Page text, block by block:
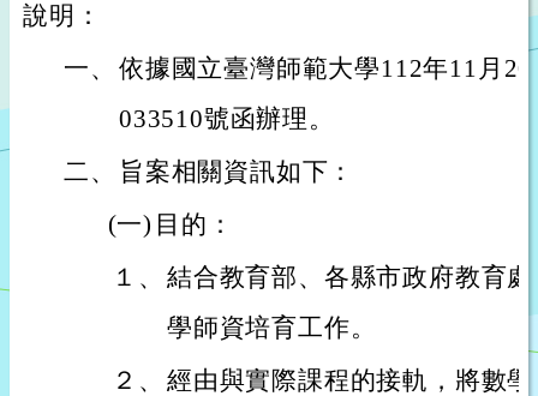
說明：
一、 依據國立臺灣師範大學112年11月
033510號函辦理。
二、
旨案相關資訊如下：
(一) 目的：
１、 結合教育部、各縣市政府教育
學師資培育工作。
２、 經由與實際課程的接軌，將數